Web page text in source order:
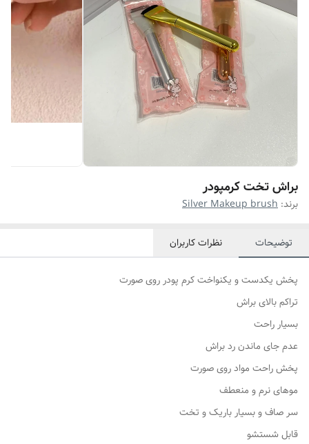
براش تخت کرمپودر
برند: Silver Makeup brush
توضیحات نظرات کاربران
پخش یکدست و یکنواخت کرم پودر روی صورت
تراکم بالای براش
بسیار راحت
عدم جای ماندن رد براش
پخش راحت مواد روی صورت
موهای نرم و منعطف
سر صاف و بسیار باریک و تخت
قابل شستشو